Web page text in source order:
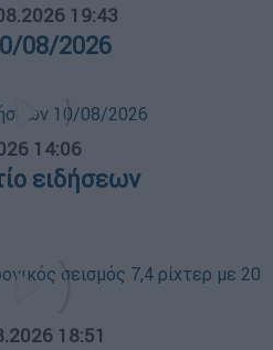
19:43
08/2026
14:06
ειδήσεων
18:51